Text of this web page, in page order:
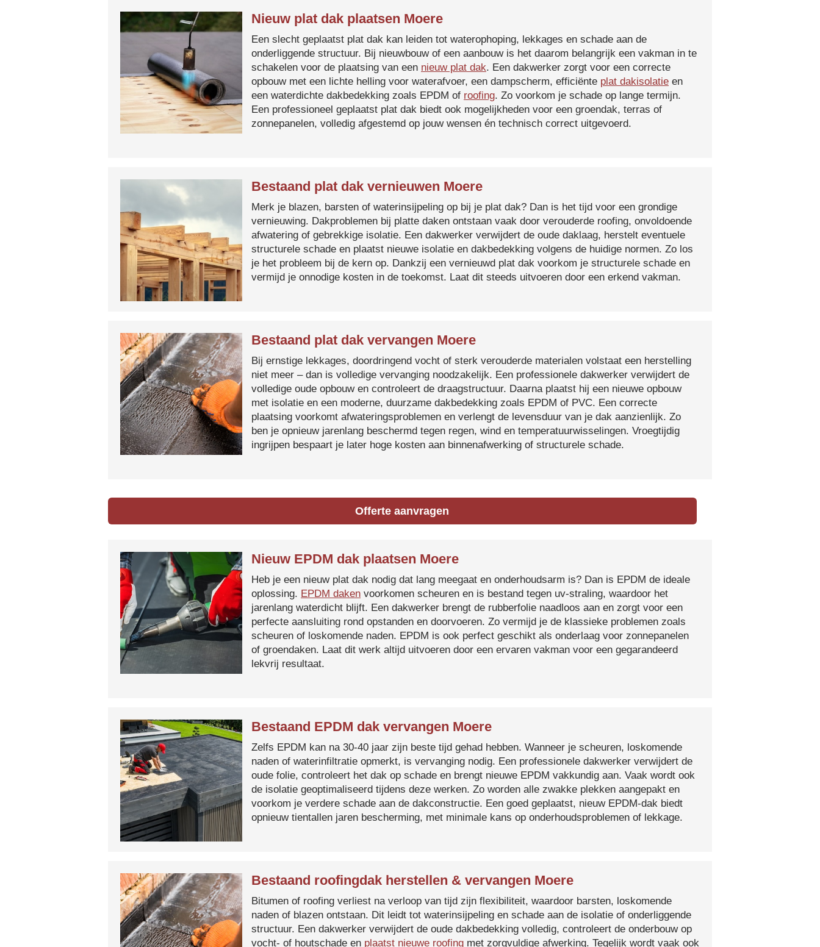
Nieuw plat dak plaatsen Moere
Een slecht geplaatst plat dak kan leiden tot waterophoping, lekkages en schade aan de
onderliggende structuur. Bij nieuwbouw of een aanbouw is het daarom belangrijk een vakman in te
schakelen voor de plaatsing van een nieuw plat dak. Een dakwerker zorgt voor een correcte
opbouw met een lichte helling voor waterafvoer, een dampscherm, efficiënte plat dakisolatie en
een waterdichte dakbedekking zoals EPDM of roofing. Zo voorkom je schade op lange termijn.
Een professioneel geplaatst plat dak biedt ook mogelijkheden voor een groendak, terras of
zonnepanelen, volledig afgestemd op jouw wensen én technisch correct uitgevoerd.
Bestaand plat dak vernieuwen Moere
Merk je blazen, barsten of waterinsijpeling op bij je plat dak? Dan is het tijd voor een grondige
vernieuwing. Dakproblemen bij platte daken ontstaan vaak door verouderde roofing, onvoldoende
afwatering of gebrekkige isolatie. Een dakwerker verwijdert de oude daklaag, herstelt eventuele
structurele schade en plaatst nieuwe isolatie en dakbedekking volgens de huidige normen. Zo los
je het probleem bij de kern op. Dankzij een vernieuwd plat dak voorkom je structurele schade en
vermijd je onnodige kosten in de toekomst. Laat dit steeds uitvoeren door een erkend vakman.
Bestaand plat dak vervangen Moere
Bij ernstige lekkages, doordringend vocht of sterk verouderde materialen volstaat een herstelling
niet meer – dan is volledige vervanging noodzakelijk. Een professionele dakwerker verwijdert de
volledige oude opbouw en controleert de draagstructuur. Daarna plaatst hij een nieuwe opbouw
met isolatie en een moderne, duurzame dakbedekking zoals EPDM of PVC. Een correcte
plaatsing voorkomt afwateringsproblemen en verlengt de levensduur van je dak aanzienlijk. Zo
ben je opnieuw jarenlang beschermd tegen regen, wind en temperatuurwisselingen. Vroegtijdig
ingrijpen bespaart je later hoge kosten aan binnenafwerking of structurele schade.
Offerte aanvragen
Nieuw EPDM dak plaatsen Moere
Heb je een nieuw plat dak nodig dat lang meegaat en onderhoudsarm is? Dan is EPDM de ideale
oplossing. EPDM daken voorkomen scheuren en is bestand tegen uv-straling, waardoor het
jarenlang waterdicht blijft. Een dakwerker brengt de rubberfolie naadloos aan en zorgt voor een
perfecte aansluiting rond opstanden en doorvoeren. Zo vermijd je de klassieke problemen zoals
scheuren of loskomende naden. EPDM is ook perfect geschikt als onderlaag voor zonnepanelen
of groendaken. Laat dit werk altijd uitvoeren door een ervaren vakman voor een gegarandeerd
lekvrij resultaat.
Bestaand EPDM dak vervangen Moere
Zelfs EPDM kan na 30-40 jaar zijn beste tijd gehad hebben. Wanneer je scheuren, loskomende
naden of waterinfiltratie opmerkt, is vervanging nodig. Een professionele dakwerker verwijdert de
oude folie, controleert het dak op schade en brengt nieuwe EPDM vakkundig aan. Vaak wordt ook
de isolatie geoptimaliseerd tijdens deze werken. Zo worden alle zwakke plekken aangepakt en
voorkom je verdere schade aan de dakconstructie. Een goed geplaatst, nieuw EPDM-dak biedt
opnieuw tientallen jaren bescherming, met minimale kans op onderhoudsproblemen of lekkage.
Bestaand roofingdak herstellen & vervangen Moere
Bitumen of roofing verliest na verloop van tijd zijn flexibiliteit, waardoor barsten, loskomende
naden of blazen ontstaan. Dit leidt tot waterinsijpeling en schade aan de isolatie of onderliggende
structuur. Een dakwerker verwijdert de oude dakbedekking volledig, controleert de onderbouw op
vocht- of houtschade en plaatst nieuwe roofing met zorgvuldige afwerking. Tegelijk wordt vaak ook